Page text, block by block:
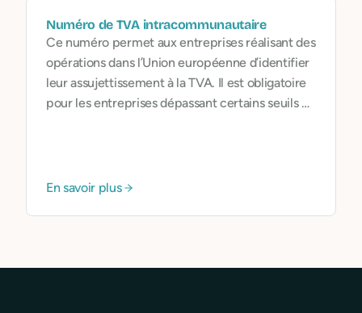
Numéro de TVA intracommunautaire
Ce numéro permet aux entreprises réalisant des
opérations dans l’Union européenne d’identifier
leur assujettissement à la TVA. Il est obligatoire
pour les entreprises dépassant certains seuils de
En savoir plus